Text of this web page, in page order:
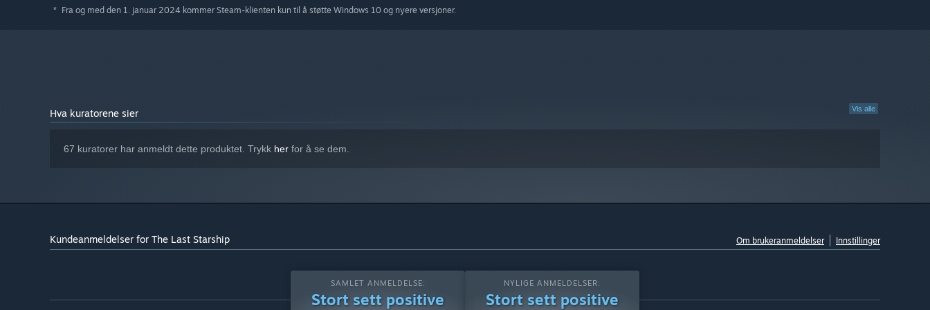
* Fra og med den 1. januar 2024 kommer Steam-klienten kun til å støtte Windows 10 og nyere versjoner.
Vis alle
Hva kuratorene sier
67 kuratorer har anmeldt dette produktet. Trykk her for å se dem.
Kundeanmeldelser for The Last Starship Om brukeranmeldelser Innstillinger
SAMLET ANMELDELSE:
Stort sett positive
NYLIGE ANMELDELSER:
Stort sett positive